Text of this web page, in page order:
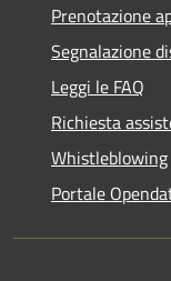
Prenotazione
Segnalazione
Leggi le FAQ
Richiesta
Whistleblowing
Portale